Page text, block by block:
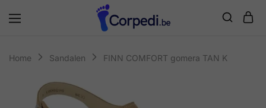
Home Sandalen FINN COMFORT gomera TAN K